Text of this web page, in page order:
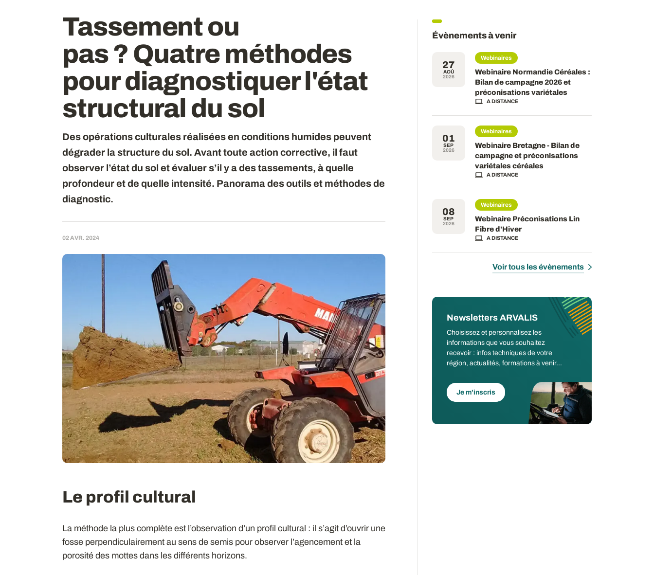
Tassement ou
pas ? Quatre méthodes
pour diagnostiquer l'état
structural du sol
Des opérations culturales réalisées en conditions humides peuvent
dégrader la structure du sol. Avant toute action corrective, il faut
observer l’état du sol et évaluer s’il y a des tassements, à quelle
profondeur et de quelle intensité. Panorama des outils et méthodes de
diagnostic.
02 AVR. 2024
Le profil cultural
La méthode la plus complète est l’observation d’un profil cultural : il s’agit d’ouvrir une
fosse perpendiculairement au sens de semis pour observer l’agencement et la
porosité des mottes dans les différents horizons.
Évènements à venir
27
AOÛ
2026
Webinaires
Webinaire Normandie Céréales :
Bilan de campagne 2026 et
préconisations variétales
A DISTANCE
01
SEP
2026
Webinaires
Webinaire Bretagne - Bilan de
campagne et préconisations
variétales céréales
A DISTANCE
08
SEP
2026
Webinaires
Webinaire Préconisations Lin
Fibre d'Hiver
A DISTANCE
Voir tous les évènements
Newsletters ARVALIS
Choisissez et personnalisez les
informations que vous souhaitez
recevoir : infos techniques de votre
région, actualités, formations à venir...
Je m'inscris